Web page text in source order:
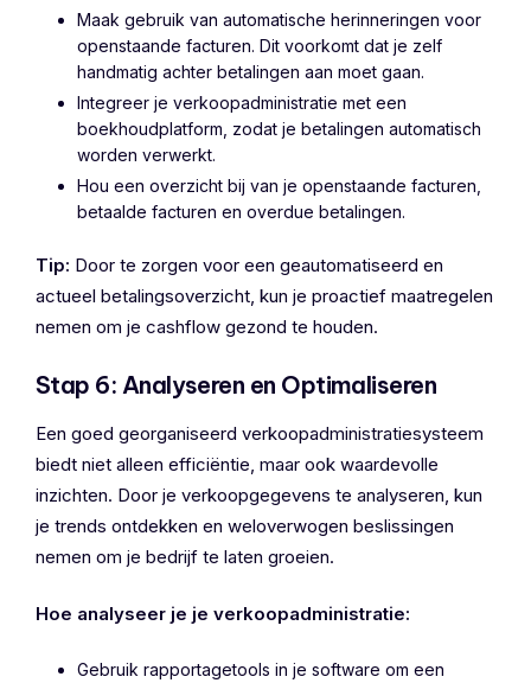
Maak gebruik van automatische herinneringen voor
openstaande facturen. Dit voorkomt dat je zelf
handmatig achter betalingen aan moet gaan.
Integreer je verkoopadministratie met een
boekhoudplatform, zodat je betalingen automatisch
worden verwerkt.
Hou een overzicht bij van je openstaande facturen,
betaalde facturen en overdue betalingen.
Tip: Door te zorgen voor een geautomatiseerd en
actueel betalingsoverzicht, kun je proactief maatregelen
nemen om je cashflow gezond te houden.
Stap 6: Analyseren en Optimaliseren
Een goed georganiseerd verkoopadministratiesysteem
biedt niet alleen efficiëntie, maar ook waardevolle
inzichten. Door je verkoopgegevens te analyseren, kun
je trends ontdekken en weloverwogen beslissingen
nemen om je bedrijf te laten groeien.
Hoe analyseer je je verkoopadministratie:
Gebruik rapportagetools in je software om een